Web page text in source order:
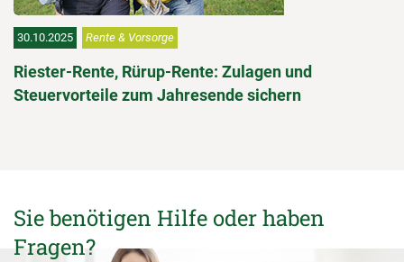
30.10.2025 Rente & Vorsorge
Riester-Rente, Rürup-Rente: Zulagen und
Steuervorteile zum Jahresende sichern
Sie benötigen Hilfe oder haben
Fragen?